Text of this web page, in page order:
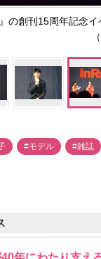
』の創刊15周年記念
#モデル #雑誌